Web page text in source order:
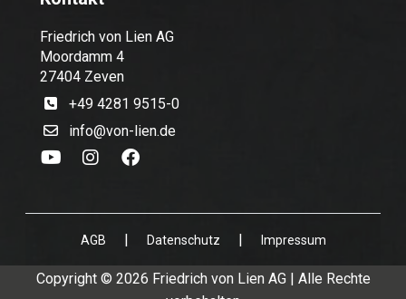
Friedrich von Lien AG
Moordamm 4
27404 Zeven
+49 4281 9515-0
info@von-lien.de
AGB | Datenschutz | Impressum
Copyright © 2026 Friedrich von Lien AG | Alle Rechte